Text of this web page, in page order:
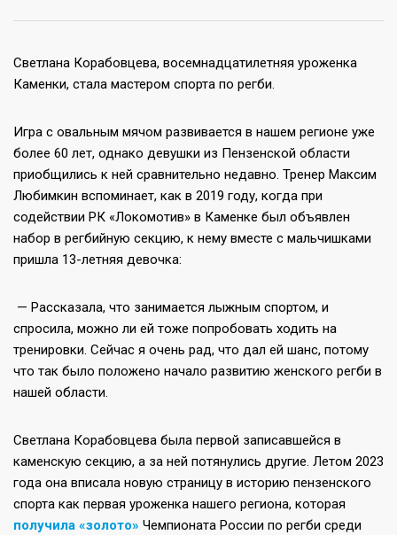
Светлана Корабовцева, восемнадцатилетняя уроженка
Каменки, стала мастером спорта по регби.
Игра с овальным мячом развивается в нашем регионе уже
более 60 лет, однако девушки из Пензенской области
приобщились к ней сравнительно недавно. Тренер Максим
Любимкин вспоминает, как в 2019 году, когда при
содействии РК «Локомотив» в Каменке был объявлен
набор в регбийную секцию, к нему вместе с мальчишками
пришла 13-летняя девочка:
— Рассказала, что занимается лыжным спортом, и
спросила, можно ли ей тоже попробовать ходить на
тренировки. Сейчас я очень рад, что дал ей шанс, потому
что так было положено начало развитию женского регби в
нашей области.
Светлана Корабовцева была первой записавшейся в
каменскую секцию, а за ней потянулись другие. Летом 2023
года она вписала новую страницу в историю пензенского
спорта как первая уроженка нашего региона, которая
получила «золото» Чемпионата России по регби среди